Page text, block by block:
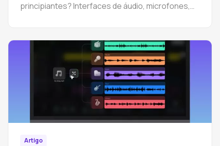
principiantes? Interfaces de áudio, microfones,
Artigo